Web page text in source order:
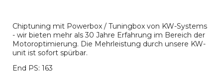
Chiptuning mit Powerbox / Tuningbox von KW-Systems
- wir bieten mehr als 30 Jahre Erfahrung im Bereich der
Motoroptimierung. Die Mehrleistung durch unsere KW-
unit ist sofort spürbar.
End PS: 163